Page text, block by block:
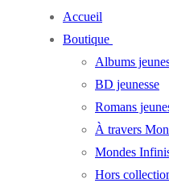
Accueil
Boutique
Albums
BD jeunesse
Romans
À travers
Mondes
Hors